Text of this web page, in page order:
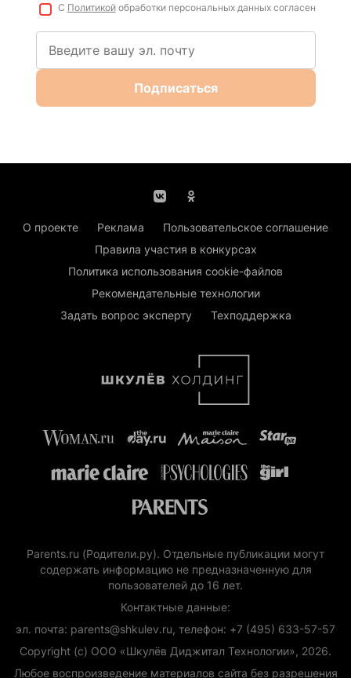
С Политикойобработки персональных данных согласен
Подписаться
О проекте Реклама
Пользовательское соглашение
Правила участия в конкурсах
Политика использования cookie-файлов
Рекомендательные технологии
Задать вопрос эксперту
Техподдержка
Parents.ru (Родители.ру). Отдельные публикации могут
содержать информацию не предназначенную для
пользователей до 16 лет.
Контактные данные:
эл. почта: parents@shkulev.ru, телефон: +7 (495) 633-57-57
Copyright (с) ООО «Шкулёв Диджитал Технологии», 2026.
Любое воспроизведение материалов сайта без разрешения